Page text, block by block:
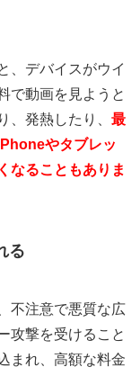
、デバイスがウイ
で動画を見ようと
、発熱したり、 最
やタブレッ
なることもありま
る
不注意で悪質な広
攻撃を受けること
まれ、高額な料金